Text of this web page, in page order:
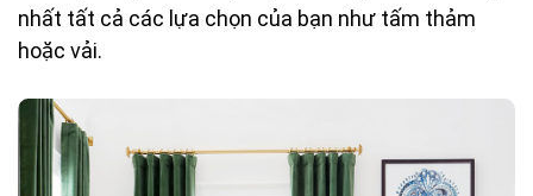
nhất tất cả các lựa chọn của bạn như tấm thảm
hoặc vải.